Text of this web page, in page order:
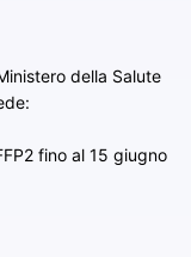
della Salute
fino al 15 giugno